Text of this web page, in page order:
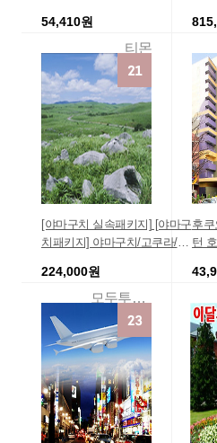
54,410원
티몬
품
도
트/
[야마구치 실속패키지] [야마구
치패키지] 야마구치/고쿠라/시
구치 투어 여행지
224,000원
모두투어여행몰
후
턴